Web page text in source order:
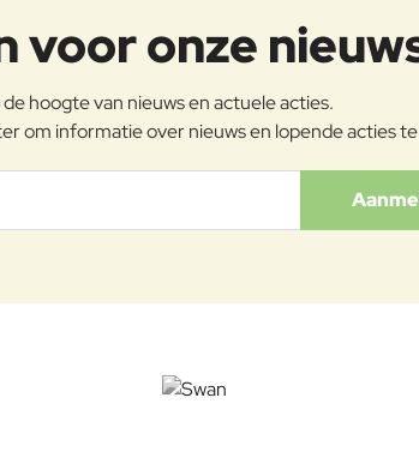
voor onze
hoogte van nieuws en actuele acties.
om informatie over nieuws en lopende acties